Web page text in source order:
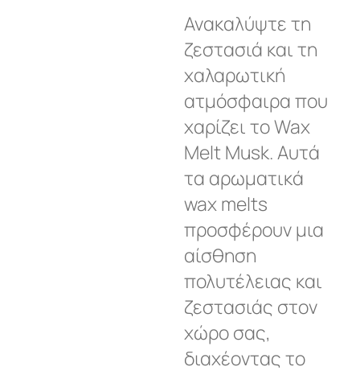
Ανακαλύψτε τη
ζεστασιά και τη
χαλαρωτική
ατμόσφαιρα που
χαρίζει το Wax
Melt Musk. Αυτά
τα αρωματικά
wax melts
προσφέρουν μια
αίσθηση
πολυτέλειας και
ζεστασιάς στον
χώρο σας,
διαχέοντας το